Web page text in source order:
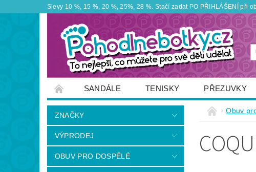
Slevy 10 %, 15 %, 20 %, 25%, 28 %. Stačí zadat PO PŘIHLÁŠENÍ při
SANDÁLE TENISKY PŘEZUVKY
ZNAČKY VÝPRODEJ OBUTEX
OTEVÍRACÍ DOBA PRODEJNY
NAPIŠTE NÁM
ZNAČKY
VÝPRODEJ
OBUV PRO DOSPĚLÉ
Obuv